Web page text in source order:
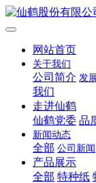
网站首页
关于我们
公司简介 发
我们
走进仙鹤
仙鹤党委 品
新闻动态
全部 公司新闻
产品展示
全部 特种纸